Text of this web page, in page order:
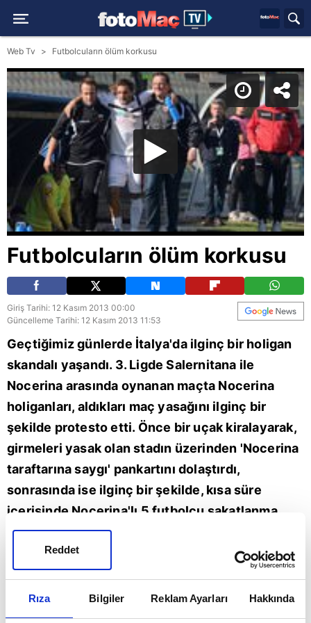
Rıza Bilgiler Reklam Ayarları Hakkında
Reddet
Web Tv Futbolcuların ölüm korkusu
Futbolcuların ölüm korkusu
Giriş Tarihi: 12 Kasım 2013 00:00
Güncelleme Tarihi: 12 Kasım 2013 11:53
Geçtiğimiz günlerde İtalya'da ilginç bir holigan
skandalı yaşandı. 3. Ligde Salernitana ile
Nocerina arasında oynanan maçta Nocerina
holiganları, aldıkları maç yasağını ilginç bir
şekilde protesto etti. Önce bir uçak kiralayarak,
girmeleri yasak olan stadın üzerinden 'Nocerina
taraftarına saygı' pankartını dolaştırdı,
sonrasında ise ilginç bir şekilde, kısa süre
içerisinde Nocerina'lı 5 futbolcu sakatlanma
bahanesiyle sahadan ayrıldı. Yaşanan bu
skandalın daha sonra Nocerina taraftarlarının
futbolcularına ölüm tehdidinde bulunmasının
sebep olduğu ortaya çıktı. Peşi sıra yaşanan bu
olaylardan 30 dakika sonra hakem maçı tatil